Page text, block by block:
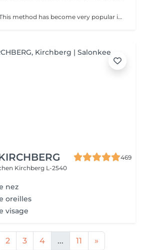
Sugar hair removal This method has become very popular in our institute. The sugar paste is 100% natural. It is based on millennial recipes from the Middle East and contains exclusively water and sugar, without any chemical, aromatic or coloring substance. The paste is hypoallergenic and does not cause skin irritation. It applies to all areas. The paste is massaged inside the follicle, it envelops the hairs, surrounds them and lubricates them. The extraction is done in the natural direction of hair growth. There is no broken hair left in the follicle. This technique does not cause redness or irritation of the skin. Non-negligible advantage is the fact that it is not necessary to have a certain length of hair as with wax, the sugar effectively removes very short hair. The sugar withdraws without bands. We also recommend this method to teenagers for their first depilations and to people who want full hair removal, because it is much less painful than waxing.
469
Kirchberg L-2540
nez
oreilles
visage
2 3 4 ... 11 »